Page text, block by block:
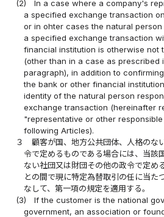
(2)
In a case where a company's
a specified exchange transaction
or in ohter cases the natural
a specified exchange transaction
financial institution is otherwise not
(other than in a case as prescribed
paragraph), in addition to
the bank or other financial
identity of the natural person
exchange transaction (hereinafter
"representative or other
following Articles).
３
顧客が国、地方公共団体、人格のな
令で定めるものである場合には、当該
ない社団又は財団その他の政令で定め
との間で現に特定為替取引の任に当た
なして、第一項の規定を適用する。
(3)
If the customer is the national
government, an association or